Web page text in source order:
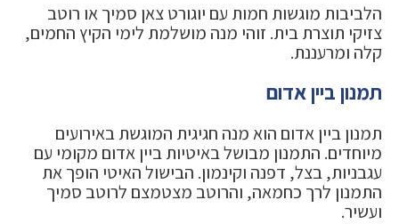
הלביבות מוגשות חמות עם יוגורט צאן סמיך או רוטב
צזיקי תוצרת בית. זוהי מנה מושלמת לימי הקיץ החמים,
קלה ומרעננת.
תמנון ביין אדום
תמנון ביין אדום הוא מנה חגיגית המוגשת באירועים
מיוחדים. התמנון מבושל באיטיות ביין אדום מקומי עם
עגבניות, בצל, דפנה וקינמון. הבישול האיטי הופך את
התמנון לרך כחמאה, והרוטב מצטמצם לרוטב סמיך
ועשיר.